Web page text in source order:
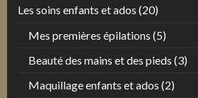
Les soins enfants et ados (20)
Mes premières épilations (5)
Beauté des mains et des pieds (3)
Maquillage enfants et ados (2)